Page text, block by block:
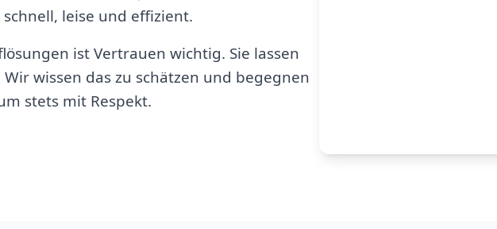
leise und effizient.
ist Vertrauen wichtig. Sie lassen
wissen das zu schätzen und begegnen
stets mit Respekt.